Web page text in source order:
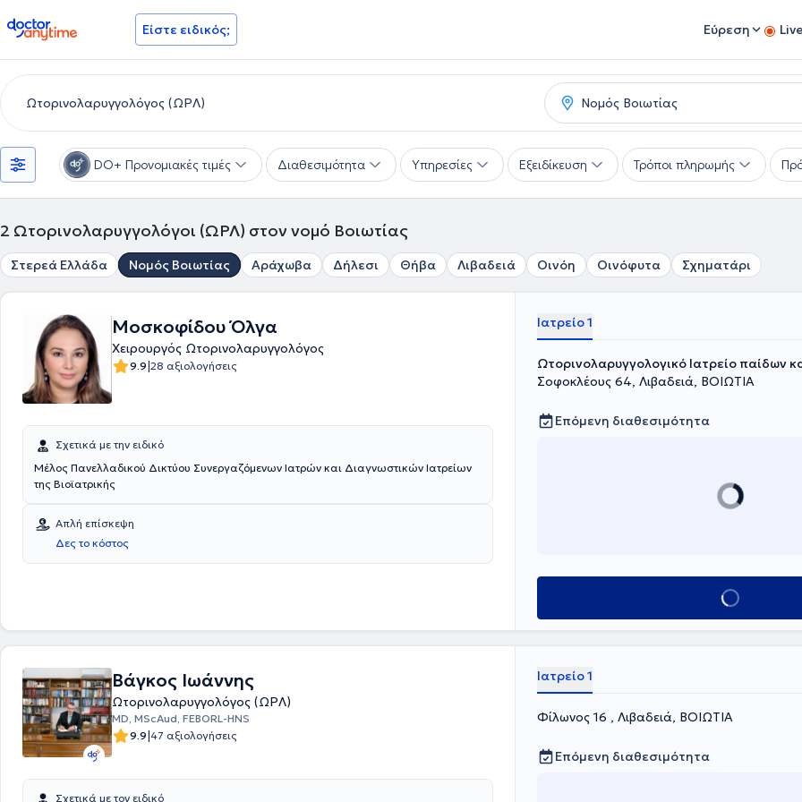
doctoranytime Είστε ειδικός; Εύρεση
DO+ Προνομιακές τιμές Διαθεσιμότητα Υπηρεσίες Εξειδίκευση Τρόποι πληρωμής
2 Ωτορινολαρυγγολόγοι (ΩΡΛ) στον νομό Βοιωτίας
Στερεά Ελλάδα Νομός Βοιωτίας Αράχωβα Δήλεσι Θήβα Λιβαδειά Οινόη Οινόφυτα Σχηματάρι
Μοσκοφίδου Όλγα
Χειρουργός Ωτορινολαρυγγολόγος
9.9|28 αξιολογήσεις
Σχετικά με την ειδικό
Μέλος Πανελλαδικού Δικτύου Συνεργαζόμενων Ιατρών και Διαγνωστικών Ιατρείων
της Βιοϊατρικής
Απλή επίσκεψη
Δες το κόστος
Ιατρείο 1
Ωτορινολαρυγγολογικό Ιατρείο παίδων
Σοφοκλέους 64, Λιβαδειά, ΒΟΙΩΤΙΑ
Επόμενη διαθεσιμότητα
Κλείσε ραντεβού
Βάγκος Ιωάννης
Ωτορινολαρυγγολόγος (ΩΡΛ)
MD, MScAud, FEBORL-HNS
9.9|47 αξιολογήσεις
Σχετικά με τον ειδικό
Ιατρείο 1
Φίλωνος 16 , Λιβαδειά, ΒΟΙΩΤΙΑ
Επόμενη διαθεσιμότητα